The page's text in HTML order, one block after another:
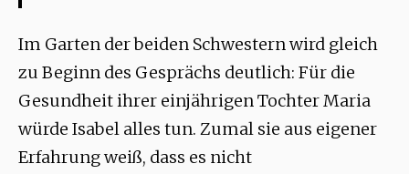
Im Garten der beiden Schwestern wird gleich
zu Beginn des Gesprächs deutlich: Für die
Gesundheit ihrer einjährigen Tochter Maria
würde Isabel alles tun. Zumal sie aus eigener
Erfahrung weiß, dass es nicht